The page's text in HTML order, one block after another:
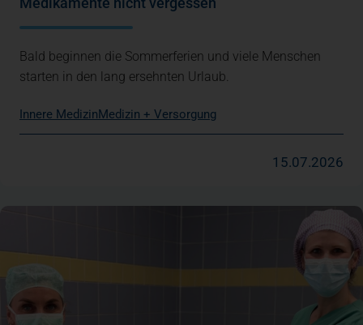
Bald beginnen die Sommerferien und viele Menschen
starten in den lang ersehnten Urlaub.
Innere MedizinMedizin + Versorgung
15.07.2026